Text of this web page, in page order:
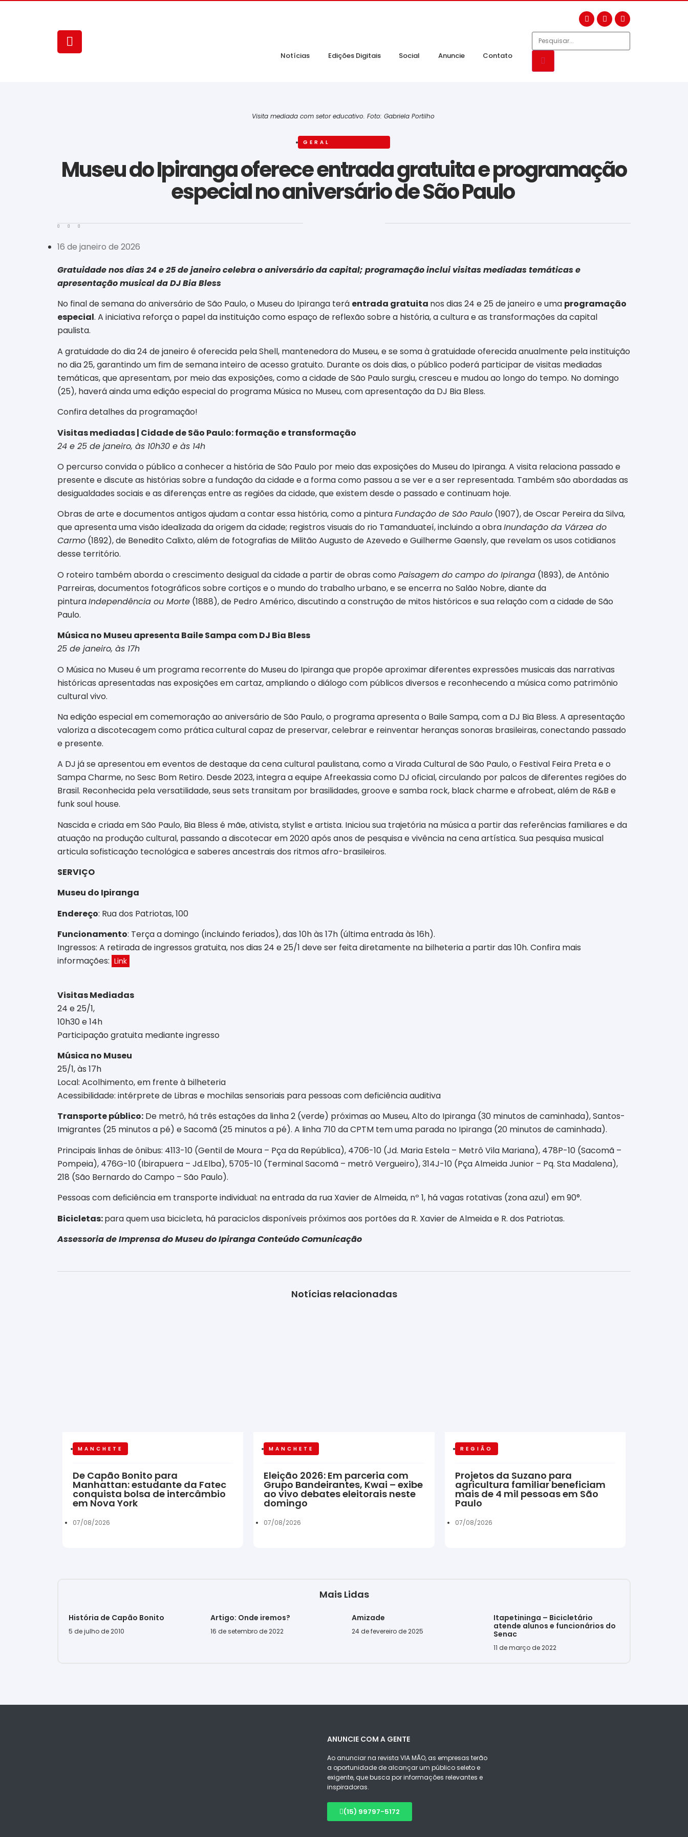
Notícias Edições Digitais Social Anuncie Contato
Visita mediada com setor educativo. Foto: Gabriela Portilho
GERAL
Museu do Ipiranga oferece entrada gratuita e programação
especial no aniversário de São Paulo
16 de janeiro de 2026
Gratuidade nos dias 24 e 25 de janeiro celebra o aniversário da capital; programação inclui visitas mediadas temáticas e
apresentação musical da DJ Bia Bless
No final de semana do aniversário de São Paulo, o Museu do Ipiranga terá entrada gratuita nos dias 24 e 25 de janeiro e uma programação
especial. A iniciativa reforça o papel da instituição como espaço de reflexão sobre a história, a cultura e as transformações da capital
paulista.
A gratuidade do dia 24 de janeiro é oferecida pela Shell, mantenedora do Museu, e se soma à gratuidade oferecida anualmente pela instituição
no dia 25, garantindo um fim de semana inteiro de acesso gratuito. Durante os dois dias, o público poderá participar de visitas mediadas
temáticas, que apresentam, por meio das exposições, como a cidade de São Paulo surgiu, cresceu e mudou ao longo do tempo. No domingo
(25), haverá ainda uma edição especial do programa Música no Museu, com apresentação da DJ Bia Bless.
Confira detalhes da programação!
Visitas mediadas | Cidade de São Paulo: formação e transformação
24 e 25 de janeiro, às 10h30 e às 14h
O percurso convida o público a conhecer a história de São Paulo por meio das exposições do Museu do Ipiranga. A visita relaciona passado e
presente e discute as histórias sobre a fundação da cidade e a forma como passou a se ver e a ser representada. Também são abordadas as
desigualdades sociais e as diferenças entre as regiões da cidade, que existem desde o passado e continuam hoje.
Obras de arte e documentos antigos ajudam a contar essa história, como a pinturaFundação de São Paulo (1907), de Oscar Pereira da Silva,
que apresenta uma visão idealizada da origem da cidade; registros visuais do rio Tamanduateí, incluindo a obraInundação da Várzea do
Carmo (1892), de Benedito Calixto, além de fotografias de Militão Augusto de Azevedo e Guilherme Gaensly, que revelam os usos cotidianos
desse território.
O roteiro também aborda o crescimento desigual da cidade a partir de obras comoPaisagem do campo do Ipiranga (1893), de Antônio
Parreiras, documentos fotográficos sobre cortiços e o mundo do trabalho urbano, e se encerra no Salão Nobre, diante da
pinturaIndependência ou Morte (1888), de Pedro Américo, discutindo a construção de mitos históricos e sua relação com a cidade de São
Paulo.
Música no Museu apresenta Baile Sampa com DJ Bia Bless
25 de janeiro, às 17h
O Música no Museu é um programa recorrente do Museu do Ipiranga que propõe aproximar diferentes expressões musicais das narrativas
históricas apresentadas nas exposições em cartaz, ampliando o diálogo com públicos diversos e reconhecendo a música como patrimônio
cultural vivo.
Na edição especial em comemoração ao aniversário de São Paulo, o programa apresenta o Baile Sampa, com a DJ Bia Bless. A apresentação
valoriza a discotecagem como prática cultural capaz de preservar, celebrar e reinventar heranças sonoras brasileiras, conectando passado
e presente.
A DJ já se apresentou em eventos de destaque da cena cultural paulistana, como a Virada Cultural de São Paulo, o Festival Feira Preta e o
Sampa Charme, no Sesc Bom Retiro. Desde 2023, integra a equipe Afreekassia como DJ oficial, circulando por palcos de diferentes regiões do
Brasil. Reconhecida pela versatilidade, seus sets transitam por brasilidades, groove e samba rock, black charme e afrobeat, além de R&B e
funk soul house.
Nascida e criada em São Paulo, Bia Bless é mãe, ativista, stylist e artista. Iniciou sua trajetória na música a partir das referências familiares e da
atuação na produção cultural, passando a discotecar em 2020 após anos de pesquisa e vivência na cena artística. Sua pesquisa musical
articula sofisticação tecnológica e saberes ancestrais dos ritmos afro-brasileiros.
SERVIÇO
Museu do Ipiranga
Endereço: Rua dos Patriotas, 100
Funcionamento: Terça a domingo (incluindo feriados), das 10h às 17h (última entrada às 16h).
Ingressos: A retirada de ingressos gratuita, nos dias 24 e 25/1 deve ser feita diretamente na bilheteria a partir das 10h. Confira mais
informações: Link
Visitas Mediadas
24 e 25/1,
10h30 e 14h
Participação gratuita mediante ingresso
Música no Museu
25/1, às 17h
Local: Acolhimento, em frente à bilheteria
Acessibilidade: intérprete de Libras e mochilas sensoriais para pessoas com deficiência auditiva
Transporte público: De metrô, há três estações da linha 2 (verde) próximas ao Museu, Alto do Ipiranga (30 minutos de caminhada), Santos-
Imigrantes (25 minutos a pé) e Sacomã (25 minutos a pé). A linha 710 da CPTM tem uma parada no Ipiranga (20 minutos de caminhada).
Principais linhas de ônibus: 4113-10 (Gentil de Moura – Pça da República), 4706-10 (Jd. Maria Estela – Metrô Vila Mariana), 478P-10 (Sacomã –
Pompeia), 476G-10 (Ibirapuera – Jd.Elba), 5705-10 (Terminal Sacomã – metrô Vergueiro), 314J-10 (Pça Almeida Junior – Pq. Sta Madalena),
218 (São Bernardo do Campo – São Paulo).
Pessoas com deﬁciência em transporte individual: na entrada da rua Xavier de Almeida, nº 1, há vagas rotativas (zona azul) em 90°.
Bicicletas:para quem usa bicicleta, há paraciclos disponíveis próximos aos portões da R. Xavier de Almeida e R. dos Patriotas.
Assessoria de Imprensa do Museu do Ipiranga Conteúdo Comunicação
Notícias relacionadas
MANCHETE
De Capão Bonito para
Manhattan: estudante da Fatec
conquista bolsa de intercâmbio
em Nova York
07/08/2026
MANCHETE
Eleição 2026: Em parceria com
Grupo Bandeirantes, Kwai – exibe
ao vivo debates eleitorais neste
domingo
07/08/2026
REGIÃO
Projetos da Suzano para
agricultura familiar beneficiam
mais de 4 mil pessoas em São
Paulo
07/08/2026
Mais Lidas
História de Capão Bonito
5 de julho de 2010
Artigo: Onde iremos?
16 de setembro de 2022
Amizade
24 de fevereiro de 2025
Itapetininga – Bicicletário
atende alunos e funcionários do
Senac
11 de março de 2022
ANUNCIE COM A GENTE
Ao anunciar na revista VIA MÃO, as empresas terão
a oportunidade de alcançar um público seleto e
exigente, que busca por informações relevantes e
inspiradoras.
(15) 99797-5172